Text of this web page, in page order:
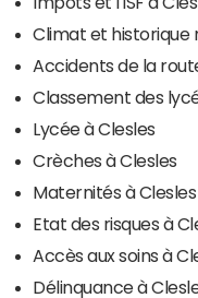
Climat et historique
Accidents de la
Classement des
Lycée à Clesles
Crèches à Clesles
Maternités à Clesles
Etat des risques à
Accès aux soins à
Délinquance à